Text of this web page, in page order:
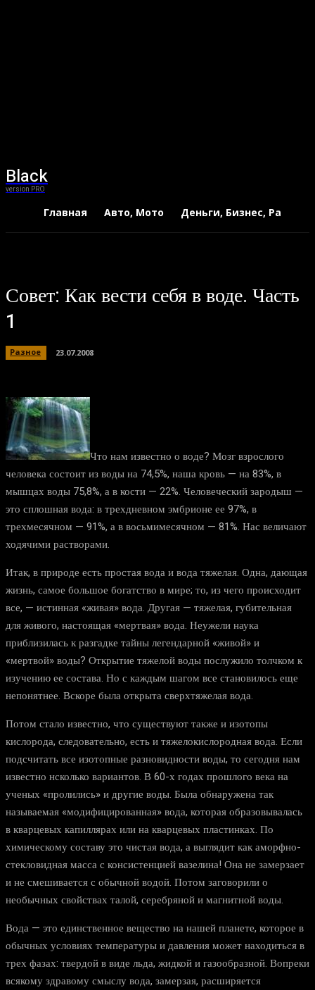
Black
version PRO
Главная Авто, Мото Деньги, Бизнес, Работа
Совет: Как вести себя в воде. Часть
1
Разное 23.07.2008
Что нам известно о воде? Мозг взрослого
человека состоит из воды на 74,5%, наша кровь — на 83%, в
мышцах воды 75,8%, а в кости — 22%. Человеческий зародыш —
это сплошная вода: в трехдневном эмбрионе ее 97%, в
трехмесячном — 91%, а в восьмимесячном — 81%. Нас величают
ходячими растворами.
Итак, в природе есть простая вода и вода тяжелая. Одна, дающая
жизнь, самое большое богатство в мире; то, из чего происходит
все, — истинная «живая» вода. Другая — тяжелая, губительная
для живого, настоящая «мертвая» вода. Неужели наука
приблизилась к разгадке тайны легендарной «живой» и
«мертвой» воды? Открытие тяжелой воды послужило толчком к
изучению ее состава. Но с каждым шагом все становилось еще
непонятнее. Вскоре была открыта сверхтяжелая вода.
Потом стало известно, что существуют также и изотопы
кислорода, следовательно, есть и тяжелокислородная вода. Если
подсчитать все изотопные разновидности воды, то сегодня нам
известно нсколько вариантов. В 60-х годах прошлого века на
ученых «пролились» и другие воды. Была обнаружена так
называемая «модифицированная» вода, которая образовывалась
в кварцевых капиллярах или на кварцевых пластинках. По
химическому составу это чистая вода, а выглядит как аморфно-
стекловидная масса с консистенцией вазелина! Она не замерзает
и не смешивается с обычной водой. Потом заговорили о
необычных свойствах талой, серебряной и магнитной воды.
Вода — это единственное вещество на нашей планете, которое в
обычных условиях температуры и давления может находиться в
трех фазах: твердой в виде льда, жидкой и газообразной. Вопреки
всякому здравому смыслу вода, замерзая, расширяется